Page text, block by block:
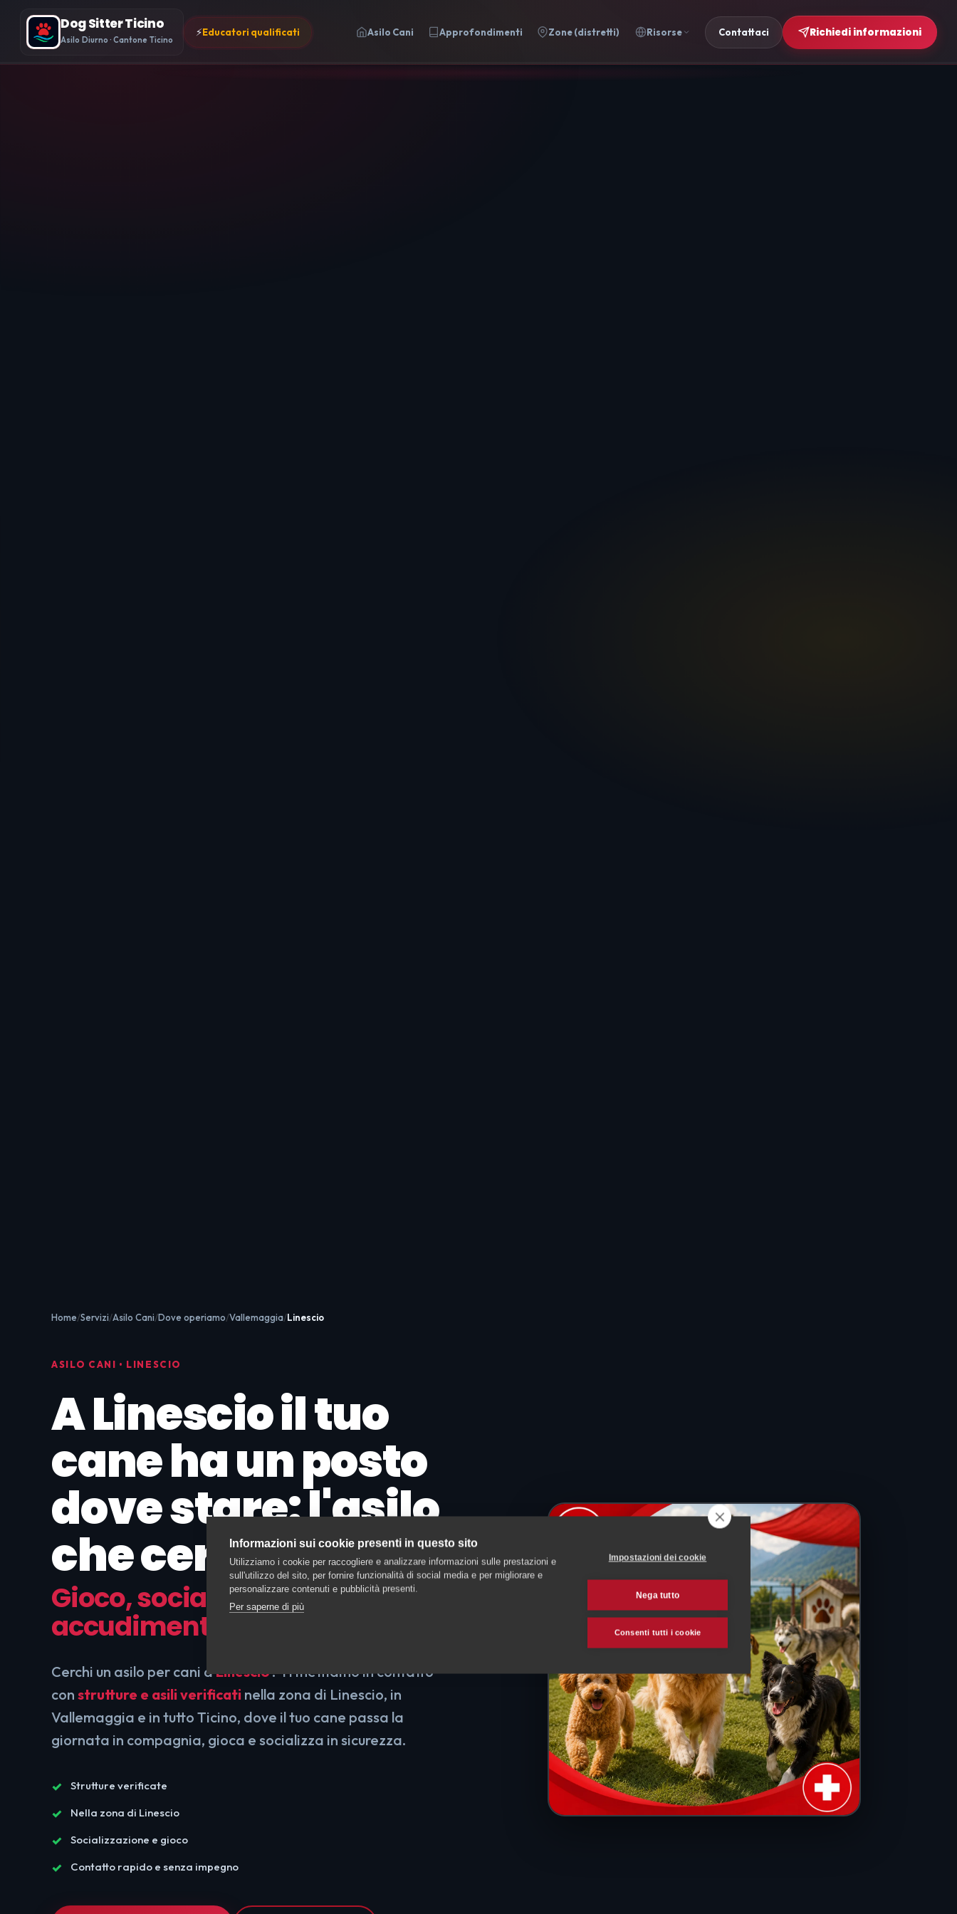
Dog Sitter Ticino
Asilo Diurno · Cantone Ticino
⚡Educatori qualificati Asilo Cani Approfondimenti Zone (distretti) Risorse Contattaci Richiedi informazioni
Home Servizi Asilo Cani Dove operiamo Vallemaggia Linescio
ASILO CANI • LINESCIO
A Linescio il tuo
cane ha un posto
dove stare: l'asilo
che cercavi
Gioco, socializzazione e
accudimento in sicurezza
Cerchi un asilo per cani aLinescio? Ti mettiamo in contatto
con strutture e asili verificati nella zona di Linescio, in
Vallemaggia e in tutto Ticino, dove il tuo cane passa la
giornata in compagnia, gioca e socializza in sicurezza.
Strutture verificate
Nella zona di Linescio
Socializzazione e gioco
Contatto rapido e senza impegno
Informazioni sui cookie presenti in questo sito
Utilizziamo i cookie per raccogliere e analizzare informazioni sulle prestazioni e
sull'utilizzo del sito, per fornire funzionalità di social media e per migliorare e
personalizzare contenuti e pubblicità presenti.
Per saperne di più
Impostazioni dei cookie
Nega tutto
Consenti tutti i cookie